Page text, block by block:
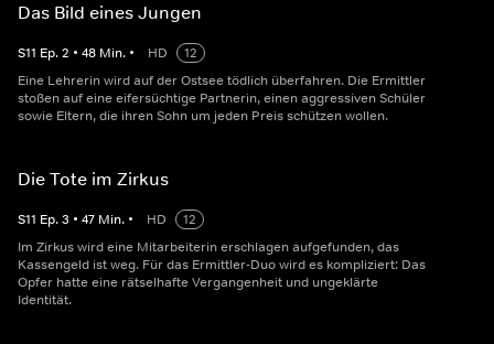
Das Bild eines Jungen
S11 Ep.2 • 48 Min. • HD
12
Eine Lehrerin wird auf der Ostsee tödlich überfahren. Die Ermittler
stoßen auf eine eifersüchtige Partnerin, einen aggressiven Schüler
sowie Eltern, die ihren Sohn um jeden Preis schützen wollen.
Die Tote im Zirkus
S11 Ep.3 • 47 Min. • HD
12
Im Zirkus wird eine Mitarbeiterin erschlagen aufgefunden, das
Kassengeld ist weg. Für das Ermittler-Duo wird es kompliziert: Das
Opfer hatte eine rätselhafte Vergangenheit und ungeklärte
Identität.